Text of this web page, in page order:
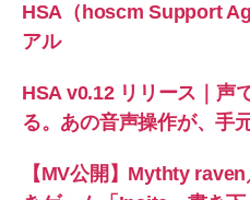
HSA（hoscm Support
アル
HSA v0.12 リリース｜声
る。あの音声操作が、手
【MV公開】Mythty